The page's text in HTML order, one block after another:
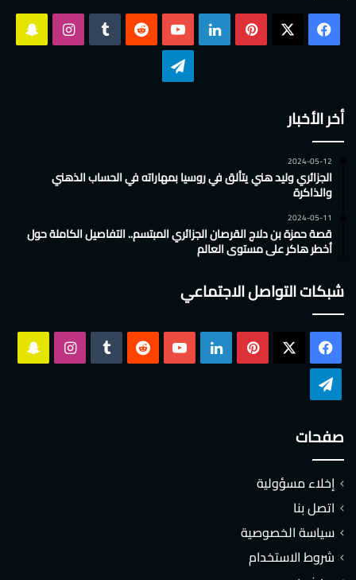
فيسبوك بينتيريست لينكدإن ‫YouTube انستقرام
أخر الأخبار
2024-05-12
الجزائري وليد هني يتألق في روسيا بمهاراته في الحساب الذهني
والذاكرة
2024-05-11
قصة حمزة بن دلاج القرصان الجزائري المبتسم.. التفاصيل الكاملة حول
أخطر هاكر على مستوى العالم
شبكات التواصل الاجتماعي
فيسبوك بينتيريست لينكدإن ‫YouTube انستقرام
صفحات
إخلاء مسؤولية
اتصل بنا
سياسة الخصوصية
شروط الاستخدام